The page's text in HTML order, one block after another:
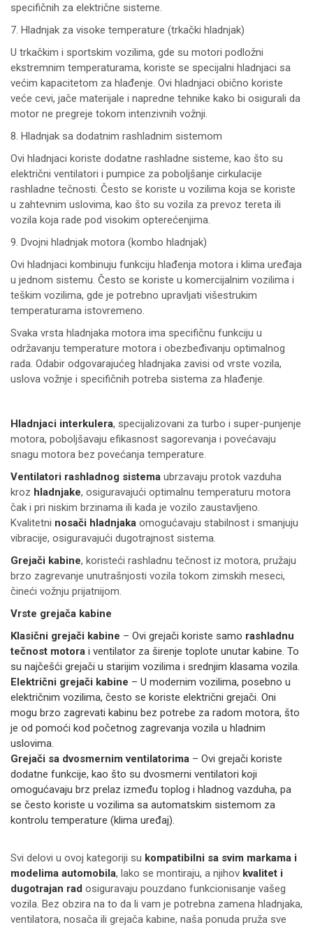
specifičnih za električne sisteme.
7. Hladnjak za visoke temperature (trkački hladnjak)
U trkačkim i sportskim vozilima, gde su motori podložni
ekstremnim temperaturama, koriste se specijalni hladnjaci sa
većim kapacitetom za hlađenje. Ovi hladnjaci obično koriste
veće cevi, jače materijale i napredne tehnike kako bi osigurali da
motor ne pregreje tokom intenzivnih vožnji.
8. Hladnjak sa dodatnim rashladnim sistemom
Ovi hladnjaci koriste dodatne rashladne sisteme, kao što su
električni ventilatori i pumpice za poboljšanje cirkulacije
rashladne tečnosti. Često se koriste u vozilima koja se koriste
u zahtevnim uslovima, kao što su vozila za prevoz tereta ili
vozila koja rade pod visokim opterećenjima.
9. Dvojni hladnjak motora (kombo hladnjak)
Ovi hladnjaci kombinuju funkciju hlađenja motora i klima uređaja
u jednom sistemu. Često se koriste u komercijalnim vozilima i
teškim vozilima, gde je potrebno upravljati višestrukim
temperaturama istovremeno.
Svaka vrsta hladnjaka motora ima specifičnu funkciju u
održavanju temperature motora i obezbeđivanju optimalnog
rada. Odabir odgovarajućeg hladnjaka zavisi od vrste vozila,
uslova vožnje i specifičnih potreba sistema za hlađenje.
Hladnjaci interkulera, specijalizovani za turbo i super-punjenje
motora, poboljšavaju efikasnost sagorevanja i povećavaju
snagu motora bez povećanja temperature.
Ventilatori rashladnog sistema ubrzavaju protok vazduha
kroz hladnjake, osiguravajući optimalnu temperaturu motora
čak i pri niskim brzinama ili kada je vozilo zaustavljeno.
Kvalitetni nosači hladnjaka omogućavaju stabilnost i smanjuju
vibracije, osiguravajući dugotrajnost sistema.
Grejači kabine, koristeći rashladnu tečnost iz motora, pružaju
brzo zagrevanje unutrašnjosti vozila tokom zimskih meseci,
čineći vožnju prijatnijom.
Vrste grejača kabine
Klasični grejači kabine – Ovi grejači koriste samo rashladnu
tečnost motora i ventilator za širenje toplote unutar kabine. To
su najčešći grejači u starijim vozilima i srednjim klasama vozila.
Električni grejači kabine – U modernim vozilima, posebno u
električnim vozilima, često se koriste električni grejači. Oni
mogu brzo zagrevati kabinu bez potrebe za radom motora, što
je od pomoći kod početnog zagrevanja vozila u hladnim
uslovima.
Grejači sa dvosmernim ventilatorima – Ovi grejači koriste
dodatne funkcije, kao što su dvosmerni ventilatori koji
omogućavaju brz prelaz između toplog i hladnog vazduha, pa
se često koriste u vozilima sa automatskim sistemom za
kontrolu temperature (klima uređaj).
Svi delovi u ovoj kategoriji su kompatibilni sa svim markama i
modelima automobila, lako se montiraju, a njihov kvalitet i
dugotrajan rad osiguravaju pouzdano funkcionisanje vašeg
vozila. Bez obzira na to da li vam je potrebna zamena hladnjaka,
ventilatora, nosača ili grejača kabine, naša ponuda pruža sve